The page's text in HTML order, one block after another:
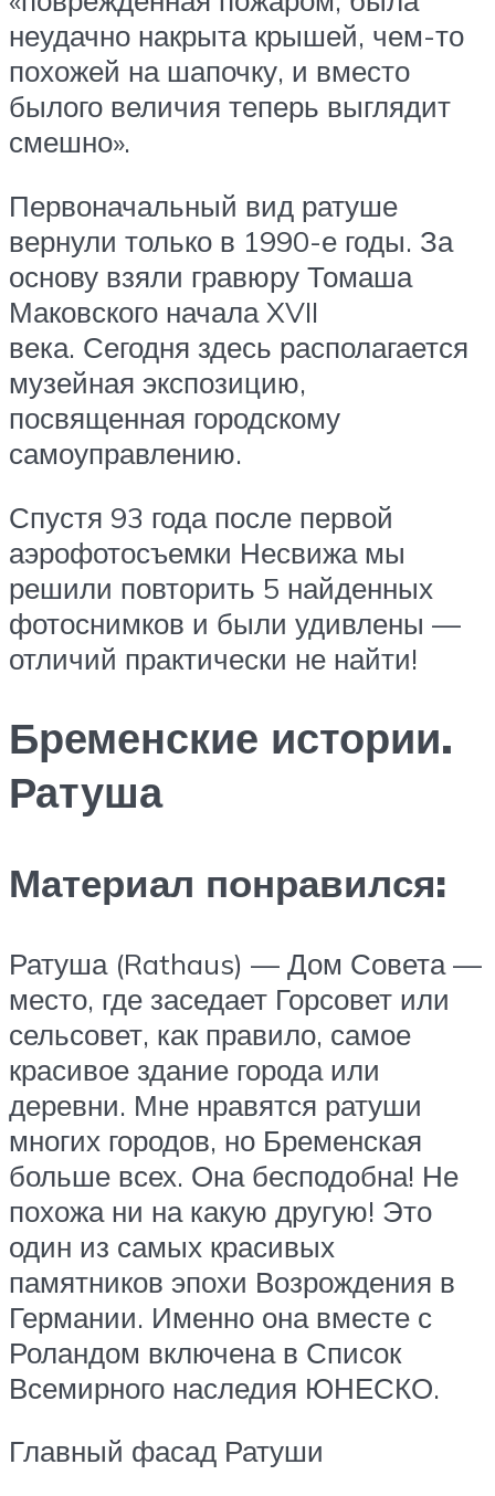
неудачно накрыта крышей, чем-то
похожей на шапочку, и вместо
былого величия теперь выглядит
смешно».
Первоначальный вид ратуше
вернули только в 1990-е годы. За
основу взяли гравюру Томаша
Маковского начала XVII
века. Сегодня здесь располагается
музейная экспозицию,
посвященная городскому
самоуправлению.
Спустя 93 года после первой
аэрофотосъемки Несвижа мы
решили повторить 5 найденных
фотоснимков и были удивлены —
отличий практически не найти!
Бременские истории.
Ратуша
Материал понравился:
Ратуша (Rathaus) — Дом Совета —
место, где заседает Горсовет или
сельсовет, как правило, самое
красивое здание города или
деревни. Мне нравятся ратуши
многих городов, но Бременская
больше всех. Она бесподобна! Не
похожа ни на какую другую! Это
один из самых красивых
памятников эпохи Возрождения в
Германии. Именно она вместе с
Роландом включена в Список
Всемирного наследия ЮНЕСКО.
Главный фасад Ратуши